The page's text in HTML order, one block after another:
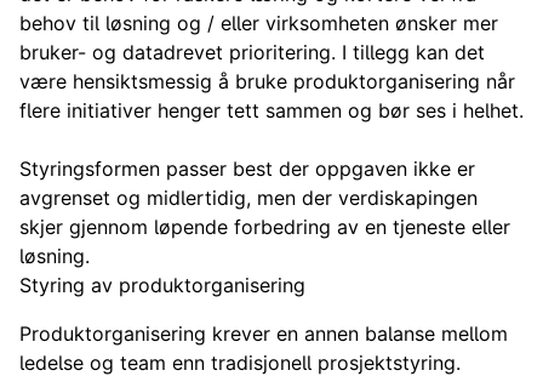
behov til løsning og / eller virksomheten ønsker mer
bruker- og datadrevet prioritering. I tillegg kan det
være hensiktsmessig å bruke produktorganisering når
flere initiativer henger tett sammen og bør ses i helhet.
Styringsformen passer best der oppgaven ikke er
avgrenset og midlertidig, men der verdiskapingen
skjer gjennom løpende forbedring av en tjeneste eller
løsning.
Styring av produktorganisering
Produktorganisering krever en annen balanse mellom
ledelse og team enn tradisjonell prosjektstyring.